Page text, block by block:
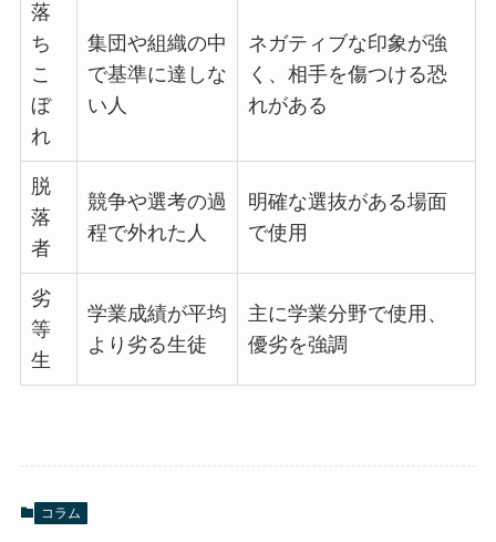
落
ち
こ
ぼ
れ
集団や組織の中
で基準に達しな
い人
ネガティブな印象が強
く、相手を傷つける恐
れがある
脱
落
者
競争や選考の過
程で外れた人
明確な選抜がある場面
で使用
劣
等
生
学業成績が平均
より劣る生徒
主に学業分野で使用、
優劣を強調
コラム